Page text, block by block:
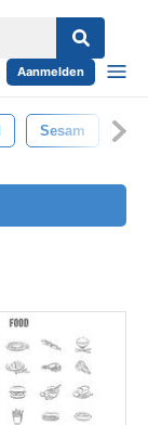
Aanmelden
Sesam